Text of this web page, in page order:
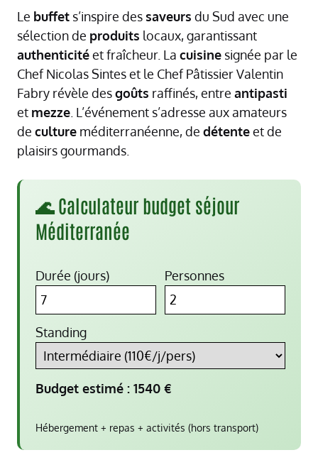
Le buffet s’inspire des saveurs du Sud avec une
sélection de produits locaux, garantissant
authenticitéet fraîcheur. La cuisine signée par le
Chef Nicolas Sintes et le Chef Pâtissier Valentin
Fabry révèle desgoûts raffinés, entre antipasti
et mezze . L’événement s’adresse aux amateurs
de culture méditerranéenne, de détenteet de
plaisirs gourmands.
🌊 Calculateur budget séjour
Méditerranée
Durée (jours) Personnes
Standing
Budget estimé : 1540 €
Hébergement + repas + activités (hors transport)